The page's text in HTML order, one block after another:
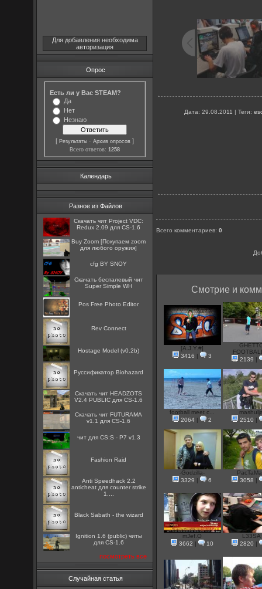
Для добавления необходима
авторизация
Опрос
Есть ли у Вас STEAM?
Да
Нет
Незнаю
[Результаты ·Архив опросов ]
Всего ответов:1258
Календарь
Разное из Файлов
Скачать чит Project VDC:
Redux 2.09 для CS-1.6
Buy Zoom [Покупаем zoom
для любого оружия]
cfg BY SNOY
Скачать беспалевый чит
Super Simple WH
Pos Free Photo Editor
Rev Connect
Hostage Model (v0.2b)
Руссификатор Biohazard
Скачать чит HEADZOTS
V2.4 PUBLIC для CS-1.6
Скачать чит FUTURAMA
v1.1 для CS-1.6
чит для CS:S - P7 v1.3
Fashion Raid
Anti Speedhack 2.2
anticheat для counter strike
1....
Black Sabath - the wizard
Ignition 1.6 (public) читы
для CS-1.6
посмотреть все
Случайная статья
Дата: 29.08.2011 |Теги:
Всего комментариев:0
Смотрие и
[A.J.Y.#]
3416
| 3
2139
|
football meet c...
2064 | 2
2510
|
-Godzilla-
3329
| 6
3058
|
mJef.O
3662
| 10
L33SA
2820
|